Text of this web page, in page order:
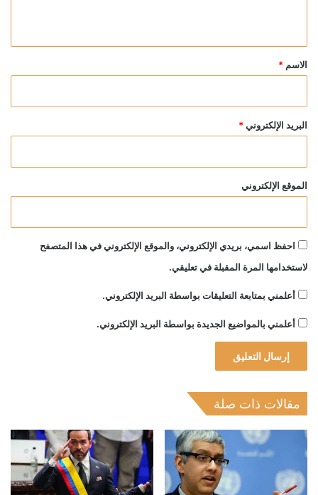
*
الاسم *
البريد الإلكتروني *
الموقع الإلكتروني
احفظ اسمي، بريدي الإلكتروني، والموقع الإلكتروني في هذا المتصفح
لاستخدامها المرة المقبلة في تعليقي.
أعلمني بمتابعة التعليقات بواسطة البريد الإلكتروني.
أعلمني بالمواضيع الجديدة بواسطة البريد الإلكتروني.
مقالات ذات صلة